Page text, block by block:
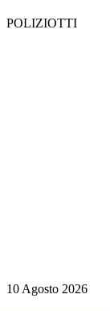
POLIZIOTTI
10 Agosto 2026